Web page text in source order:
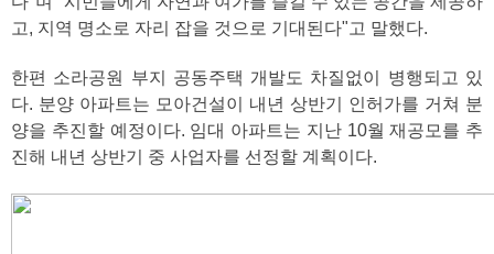
고, 지역 명소로 자리 잡을 것으로 기대된다"고 말했다.
한편 소라공원 부지 공동주택 개발도 차질없이 병행되고 있
다. 분양 아파트는 모아건설이 내년 상반기 인허가를 거쳐 분
양을 추진할 예정이다. 임대 아파트는 지난 10월 재공모를 추
진해 내년 상반기 중 사업자를 선정할 계획이다.